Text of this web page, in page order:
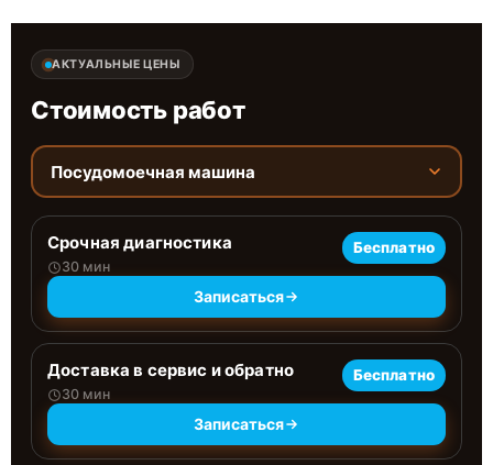
АКТУАЛЬНЫЕ ЦЕНЫ
Стоимость работ
Посудомоечная машина
Срочная диагностика
30 мин
Бесплатно
Записаться
Доставка в сервис и обратно
30 мин
Бесплатно
Записаться